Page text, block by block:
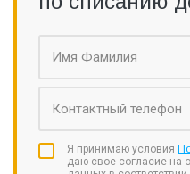
Я принимаю условия
даю свое согласие на